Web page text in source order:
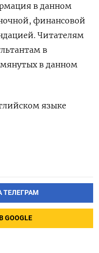
в данном
финансовой
Читателям
в
в данном
языке
ТЕЛЕГРАМ